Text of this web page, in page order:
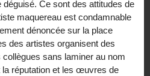
déguisé. Ce sont des attitudes de
maquereau est condamnable
dénoncée sur la place
des artistes organisent des
sans laminer au nom
la réputation et les œuvres de